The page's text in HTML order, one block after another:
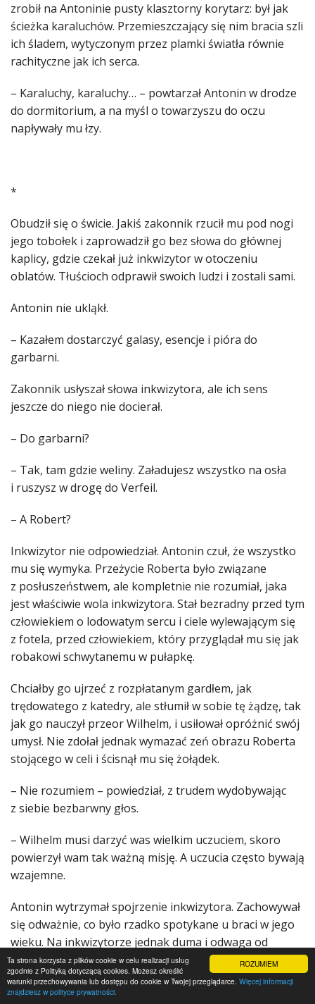
ROZUMIEM
Ta strona korzysta z plików cookie w celu realizacji usług
zgodnie z Polityką dotyczącą cookies. Możesz określić
warunki przechowywania lub dostępu do cookie w Twojej przeglądarce. Więcej informacji
znajdziesz w polityce prywatności.
zrobił na Antoninie pusty klasztorny korytarz: był jak
ścieżka karaluchów. Przemieszczający się nim bracia szli
ich śladem, wytyczonym przez plamki światła równie
rachityczne jak ich serca.
– Karaluchy, karaluchy… – powtarzał Antonin w drodze
do dormitorium, a na myśl o towarzyszu do oczu
napływały mu łzy.
*
Obudził się o świcie. Jakiś zakonnik rzucił mu pod nogi
jego tobołek i zaprowadził go bez słowa do głównej
kaplicy, gdzie czekał już inkwizytor w otoczeniu
oblatów. Tłuścioch odprawił swoich ludzi i zostali sami.
Antonin nie ukląkł.
– Kazałem dostarczyć galasy, esencje i pióra do
garbarni.
Zakonnik usłyszał słowa inkwizytora, ale ich sens
jeszcze do niego nie docierał.
– Do garbarni?
– Tak, tam gdzie weliny. Załadujesz wszystko na osła
i ruszysz w drogę do Verfeil.
– A Robert?
Inkwizytor nie odpowiedział. Antonin czuł, że wszystko
mu się wymyka. Przeżycie Roberta było związane
z posłuszeństwem, ale kompletnie nie rozumiał, jaka
jest właściwie wola inkwizytora. Stał bezradny przed tym
człowiekiem o lodowatym sercu i ciele wylewającym się
z fotela, przed człowiekiem, który przyglądał mu się jak
robakowi schwytanemu w pułapkę.
Chciałby go ujrzeć z rozpłatanym gardłem, jak
trędowatego z katedry, ale stłumił w sobie tę żądzę, tak
jak go nauczył przeor Wilhelm, i usiłował opróżnić swój
umysł. Nie zdołał jednak wymazać zeń obrazu Roberta
stojącego w celi i ścisnął mu się żołądek.
– Nie rozumiem – powiedział, z trudem wydobywając
z siebie bezbarwny głos.
– Wilhelm musi darzyć was wielkim uczuciem, skoro
powierzył wam tak ważną misję. A uczucia często bywają
wzajemne.
Antonin wytrzymał spojrzenie inkwizytora. Zachowywał
się odważnie, co było rzadko spotykane u braci w jego
wieku. Na inkwizytorze jednak duma i odwaga od
dawna nie robiły wrażenia. Wiedział, że ma do czynienia
z materiałem nietrwałym, szybko ulegającym zepsuciu
w cuchnącym powietrzu celi czy pod katowskim